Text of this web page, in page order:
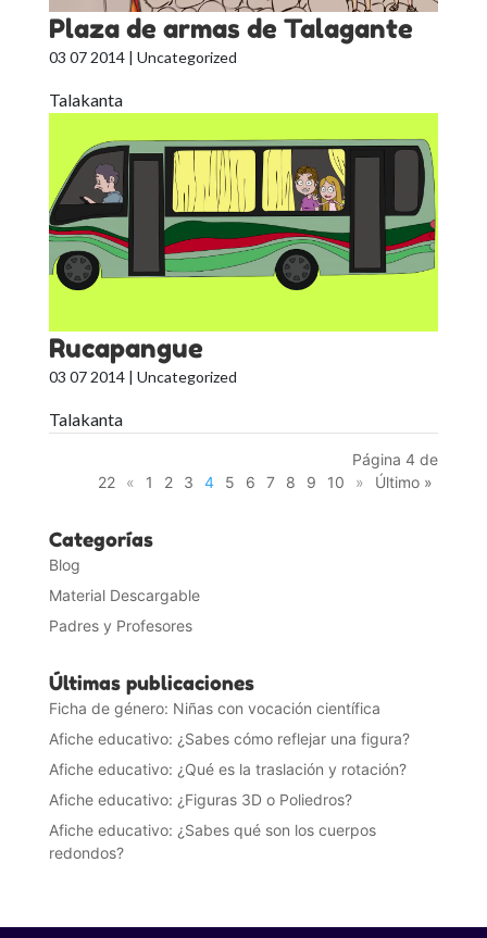
Plaza de armas de Talagante
03 07 2014| Uncategorized
Talakanta
Rucapangue
03 07 2014| Uncategorized
Talakanta
Página 4 de
22
« 1 2 3 4 5 6 7 8 9 10 » Último »
Categorías
Blog
Material Descargable
Padres y Profesores
Últimas publicaciones
Ficha de género: Niñas con vocación científica
Afiche educativo: ¿Sabes cómo reflejar una figura?
Afiche educativo: ¿Qué es la traslación y rotación?
Afiche educativo: ¿Figuras 3D o Poliedros?
Afiche educativo: ¿Sabes qué son los cuerpos
redondos?